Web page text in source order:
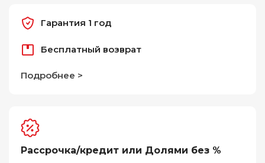
Гарантия 1 год
Бесплатный возврат
Подробнее >
Рассрочка/кредит или Долями без %